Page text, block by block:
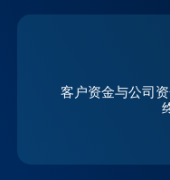
客户资金与公司